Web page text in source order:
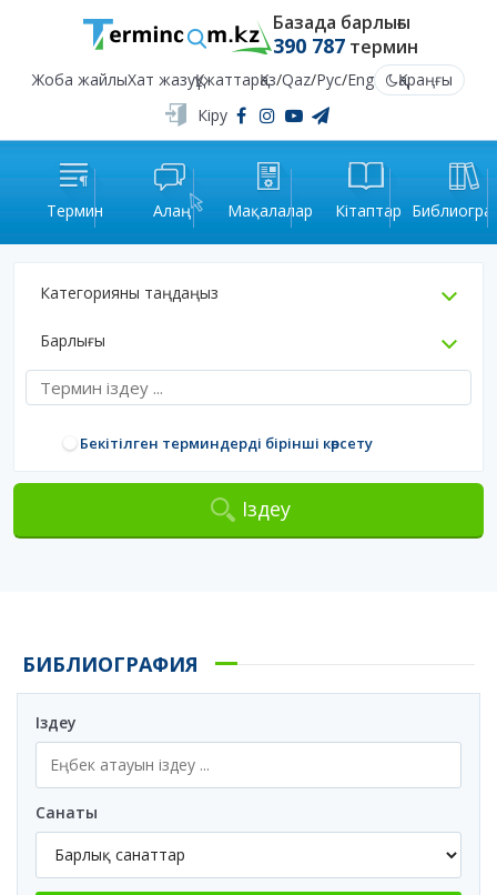
Базада барлығы
390 787термин
Жоба жайлыХат жазуҚұжаттарҚаз/Qaz/Рус/Eng
Қараңғы
Кіру
Термин Алаң Мақалалар Кітаптар
Категорияны таңдаңыз
Барлығы
Бекітілген терминдерді бірінші көрсету
Іздеу
БИБЛИОГРАФИЯ
Іздеу
Санаты